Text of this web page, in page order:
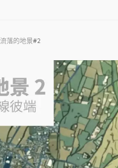
流落的地景#2